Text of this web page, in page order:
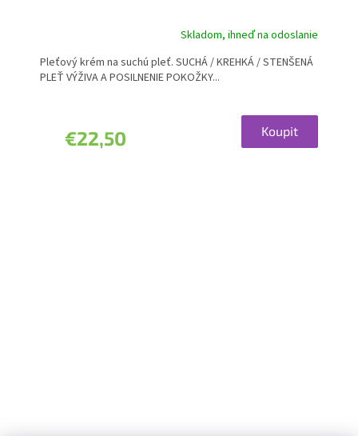
Skladom, ihneď na odoslanie
€22,50 Koupit
Pleťový krém na suchú pleť. SUCHÁ / KREHKÁ / STENŠENÁ
PLEŤ VÝŽIVA A POSILNENIE POKOŽKY...